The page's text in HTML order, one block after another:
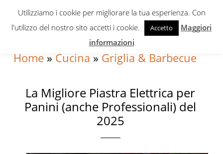
Skip
navigation
Skip
Skip
sidebar
Home » Cucina » Griglia & Barbecue
La Migliore Piastra Elettrica per
Panini (anche Professionali) del
2025
Utilizziamo i cookie per migliorare la tua esperienza. Con
l'utilizzo del nostro sito accetti i cookie.
Accetto
Maggiori
informazioni